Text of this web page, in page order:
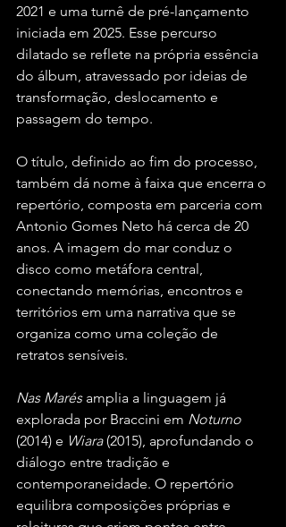
2021 e uma turnê de pré-lançamento
iniciada em 2025. Esse percurso
dilatado se reflete na própria essência
do álbum, atravessado por ideias de
transformação, deslocamento e
passagem do tempo.
O título, definido ao fim do processo,
também dá nome à faixa que encerra o
repertório, composta em parceria com
Antonio Gomes Neto há cerca de 20
anos. A imagem do mar conduz o
disco como metáfora central,
conectando memórias, encontros e
territórios em uma narrativa que se
organiza como uma coleção de
retratos sensíveis.
Nas Marés amplia a linguagem já
explorada por Braccini em Noturno
(2014) e Wiara (2015), aprofundando o
diálogo entre tradição e
contemporaneidade. O repertório
equilibra composições próprias e